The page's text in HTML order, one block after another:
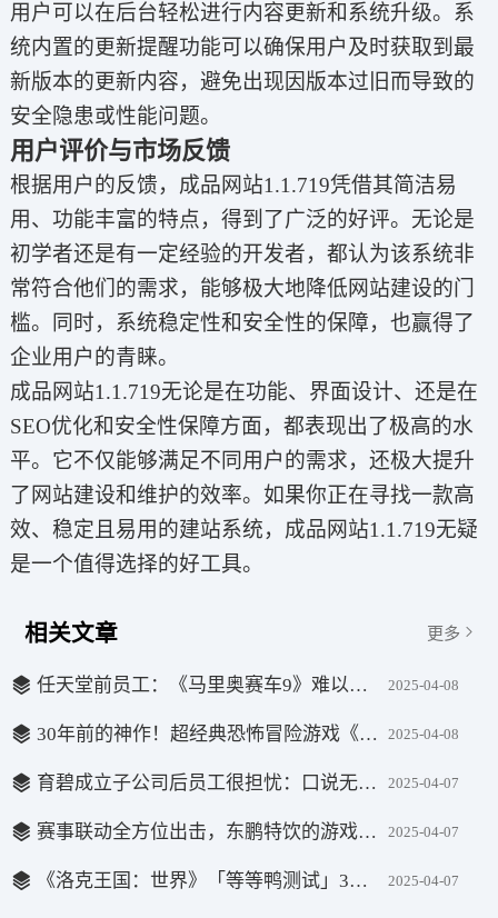
用户可以在后台轻松进行内容更新和系统升级。系
统内置的更新提醒功能可以确保用户及时获取到最
新版本的更新内容，避免出现因版本过旧而导致的
安全隐患或性能问题。
用户评价与市场反馈
根据用户的反馈，成品网站1.1.719凭借其简洁易
用、功能丰富的特点，得到了广泛的好评。无论是
初学者还是有一定经验的开发者，都认为该系统非
常符合他们的需求，能够极大地降低网站建设的门
槛。同时，系统稳定性和安全性的保障，也赢得了
企业用户的青睐。
成品网站1.1.719无论是在功能、界面设计、还是在
SEO优化和安全性保障方面，都表现出了极高的水
平。它不仅能够满足不同用户的需求，还极大提升
了网站建设和维护的效率。如果你正在寻找一款高
效、稳定且易用的建站系统，成品网站1.1.719无疑
是一个值得选择的好工具。
相关文章 更多
任天堂前员工：《马里奥赛车9》难以复刻前作的成功 2025-04-08
30年前的神作！超经典恐怖冒险游戏《无声狂啸》登陆主机平台 2025-04-08
育碧成立子公司后员工很担忧：口说无凭仍有可能被裁 2025-04-07
赛事联动全方位出击，东鹏特饮的游戏营销如何玩转圈层经济？ 2025-04-07
《洛克王国：世界》「等等鸭测试」3月27日开启，版本内容抢先看！ 2025-04-07